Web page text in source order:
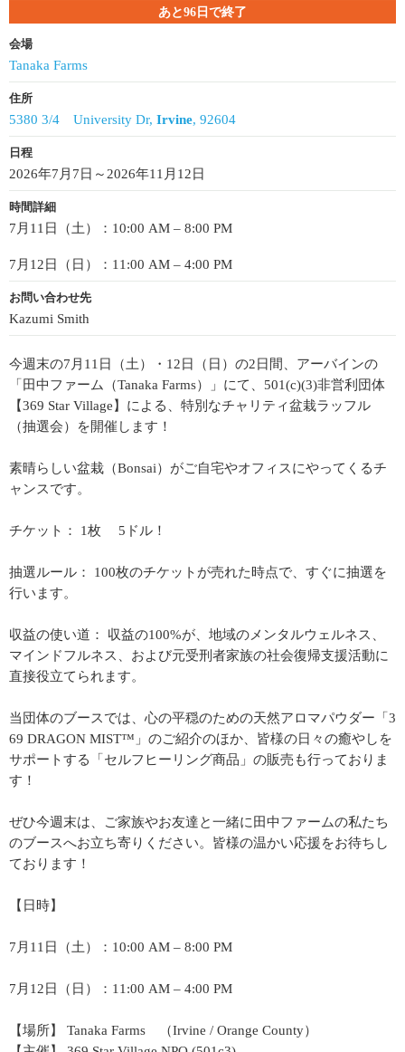
あと96日で終了
会場
Tanaka Farms
住所
5380 3/4 University Dr, Irvine, 92604
日程
2026年7月7日～2026年11月12日
時間詳細
7月11日（土）：10:00 AM – 8:00 PM
7月12日（日）：11:00 AM – 4:00 PM
お問い合わせ先
Kazumi Smith
今週末の7月11日（土）・12日（日）の2日間、アーバインの
「田中ファーム（Tanaka Farms）」にて、501(c)(3)非営利団体
【369 Star Village】による、特別なチャリティ盆栽ラッフル
（抽選会）を開催します！
素晴らしい盆栽（Bonsai）がご自宅やオフィスにやってくるチ
ャンスです。
チケット： 1枚 5ドル！
抽選ルール： 100枚のチケットが売れた時点で、すぐに抽選を
行います。
収益の使い道： 収益の100%が、地域のメンタルウェルネス、
マインドフルネス、および元受刑者家族の社会復帰支援活動に
直接役立てられます。
当団体のブースでは、心の平穏のための天然アロマパウダー「3
69 DRAGON MIST™」のご紹介のほか、皆様の日々の癒やしを
サポートする「セルフヒーリング商品」の販売も行っておりま
す！
ぜひ今週末は、ご家族やお友達と一緒に田中ファームの私たち
のブースへお立ち寄りください。皆様の温かい応援をお待ちし
ております！
【日時】
7月11日（土）：10:00 AM – 8:00 PM
7月12日（日）：11:00 AM – 4:00 PM
【場所】 Tanaka Farms （Irvine / Orange County）